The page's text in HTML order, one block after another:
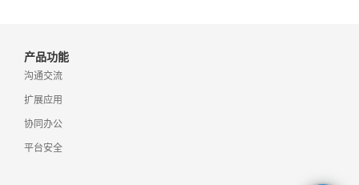
产品功能
沟通交流
扩展应用
协同办公
平台安全